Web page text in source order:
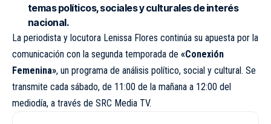
temas políticos, sociales y culturales de interés
nacional.
La periodista y locutora Lenissa Flores continúa su apuesta por la
comunicación con la segunda temporada de «Conexión
Femenina», un programa de análisis político, social y cultural. Se
transmite cada sábado, de 11:00 de la mañana a 12:00 del
mediodía, a través de SRC Media TV.